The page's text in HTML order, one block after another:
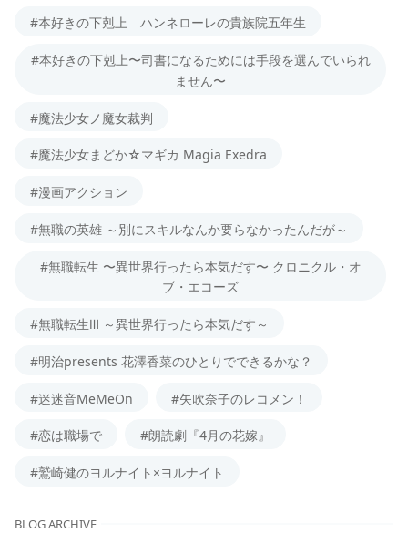
#本好きの下剋上 ハンネローレの貴族院五年生
#本好きの下剋上〜司書になるためには手段を選んでいられ
ません〜
#魔法少女ノ魔女裁判
#魔法少女まどか☆マギカ Magia Exedra
#漫画アクション
#無職の英雄 ～別にスキルなんか要らなかったんだが～
#無職転生 〜異世界行ったら本気だす〜 クロニクル・オ
ブ・エコーズ
#無職転生Ⅲ ～異世界行ったら本気だす～
#明治presents 花澤香菜のひとりでできるかな？
#迷迷音MeMeOn #矢吹奈子のレコメン！
#恋は職場で #朗読劇『4月の花嫁』
#鷲崎健のヨルナイト×ヨルナイト
BLOG ARCHIVE